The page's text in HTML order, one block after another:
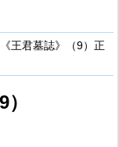
王君墓誌》（9）正